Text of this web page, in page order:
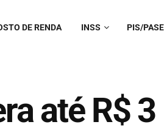
DE RENDA INSS PIS/
até R$